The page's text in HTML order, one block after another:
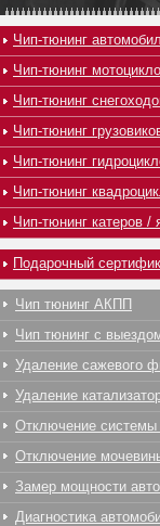
Чип-тюнинг
Чип-тюнинг
Чип-тюнинг
Чип-тюнинг
Чип-тюнинг
Чип-тюнинг
Чип-тюнинг катеров /
Подарочный
Чип тюнинг АКПП
Чип тюнинг с
Удаление сажевого
Удаление
Отключение системы
Отключение
Замер мощности
Диагностика